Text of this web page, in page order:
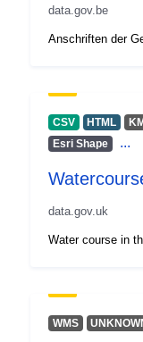
Identificatori:
uriRef:
data.gov.be
Anschriften der
CSV HTML
Esri Shape
...
data.gov.uk
Water course in
WMS